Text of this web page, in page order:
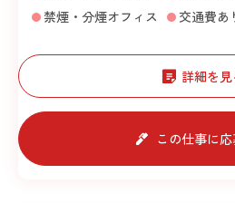
禁煙・分煙オフィス
交通費あ
詳細を見
この仕事に応